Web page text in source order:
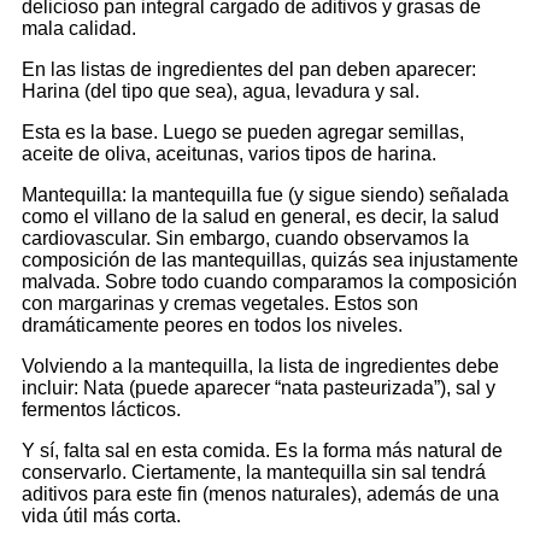
delicioso pan integral cargado de aditivos y grasas de
mala calidad.
En las listas de ingredientes del pan deben aparecer:
Harina (del tipo que sea), agua, levadura y sal.
Esta es la base. Luego se pueden agregar semillas,
aceite de oliva, aceitunas, varios tipos de harina.
Mantequilla: la mantequilla fue (y sigue siendo) señalada
como el villano de la salud en general, es decir, la salud
cardiovascular. Sin embargo, cuando observamos la
composición de las mantequillas, quizás sea injustamente
malvada. Sobre todo cuando comparamos la composición
con margarinas y cremas vegetales. Estos son
dramáticamente peores en todos los niveles.
Volviendo a la mantequilla, la lista de ingredientes debe
incluir: Nata (puede aparecer “nata pasteurizada”), sal y
fermentos lácticos.
Y sí, falta sal en esta comida. Es la forma más natural de
conservarlo. Ciertamente, la mantequilla sin sal tendrá
aditivos para este fin (menos naturales), además de una
vida útil más corta.